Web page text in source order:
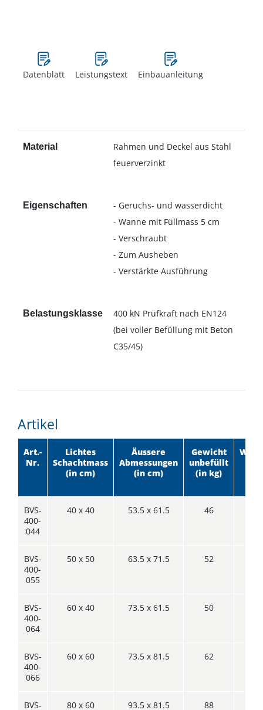
Datenblatt Leistungstext Einbauanleitung
Material
Rahmen und Deckel aus Stahl
feuerverzinkt
Eigenschaften
- Geruchs- und wasserdicht
- Wanne mit Füllmass 5 cm
- Verschraubt
- Zum Ausheben
- Verstärkte Ausführung
Belastungsklasse
400 kN Prüfkraft nach EN124
(bei voller Befüllung mit Beton
C35/45)
Artikel
Art.-
Nr.
Lichtes
Schachtmass
(in cm)
Äussere
Abmessungen
(in cm)
Gewicht
unbefüllt
(in kg)
BVS-
400-
044
40 x 40 53.5 x 61.5 46
BVS-
400-
055
50 x 50 63.5 x 71.5 52
BVS-
400-
064
60 x 40 73.5 x 61.5 50
BVS-
400-
066
60 x 60 73.5 x 81.5 62
BVS- 80 x 60 93.5 x 81.5 88